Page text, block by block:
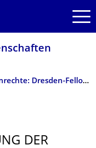
TUD fordert Achtung der Menschenrechte: Dresden-Fellow Dr. Gubad Ibadoghlu in Aserbaidschan inhaftiert
DER